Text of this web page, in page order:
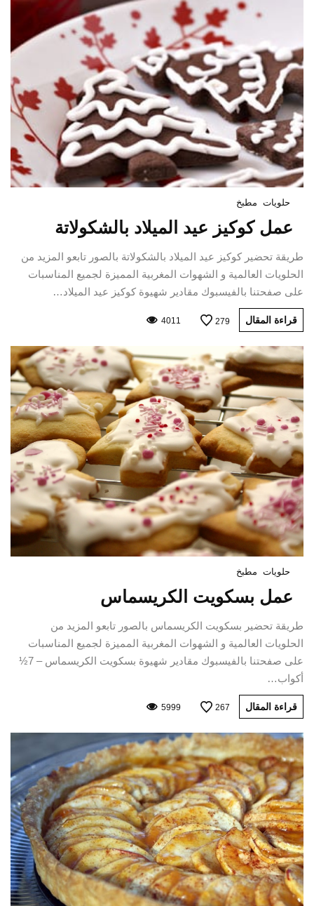
حلويات مطبخ
عمل كوكيز عيد الميلاد بالشكولاتة
طريقة تحضير كوكيز عيد الميلاد بالشكولاتة بالصور تابعو المزيد من
الحلويات العالمية و الشهوات المغربية المميزة لجميع المناسبات
على صفحتنا بالفيسبوك مقادير شهيوة كوكيز عيد الميلاد…
قراءة المقال 279
4011
حلويات مطبخ
عمل بسكويت الكريسماس
طريقة تحضير بسكويت الكريسماس بالصور تابعو المزيد من
الحلويات العالمية و الشهوات المغربية المميزة لجميع المناسبات
على صفحتنا بالفيسبوك مقادير شهيوة بسكويت الكريسماس – 7½
أكواب…
قراءة المقال 267
5999